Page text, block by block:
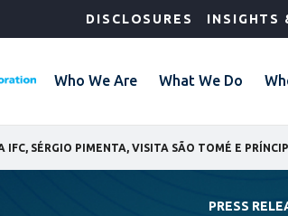
DISCLOSURES INSIGHTS
Who We Are What We Do
IFC, SÉRGIO PIMENTA, VISITA SÃO TOMÉ E
PRESS